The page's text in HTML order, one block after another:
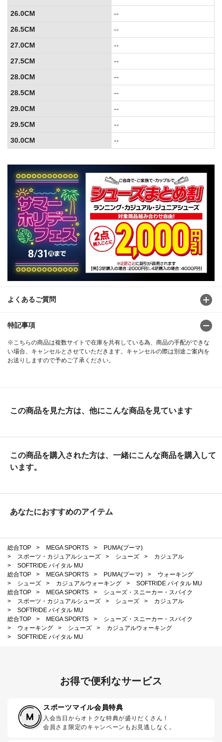
よくあるご質問
特記事項
※こちらの商品は複数サイトで在庫を共有している為、商品の手配ができな
い場合、キャンセルとさせていただきます。キャンセルの際は別途ご案内を
お送りしますので予めご了承ください。
26.0CM
--
26.5CM
--
27.0CM
--
27.5CM
--
28.0CM
--
28.5CM
--
29.0CM
--
29.5CM
--
30.0CM
--
この商品を見た方は、他にこんな商品を見ています
この商品を購入された方は、一緒にこんな商品を購入して
います。
あなたにおすすめのアイテム
総合TOP > MEGA SPORTS >
PUMA(プーマ)
>
スポーツ・カジュアルシューズ > シューズ >
カジュアル
>
SOFTRIDE バイタル MU
総合TOP
> MEGA SPORTS > PUMA(プーマ) >
ウォーキング
>
シューズ > カジュアルウォーキング >
SOFTRIDE バイタル MU
総合TOP
> MEGA SPORTS >
シューズ・スニーカー・スパイク
>
スポーツ・カジュアルシューズ > シューズ >
カジュアル
>
SOFTRIDE バイタル MU
総合TOP
> MEGA SPORTS >
シューズ・スニーカー・スパイク
>
ウォーキング > シューズ >
カジュアルウォーキング
>
SOFTRIDE バイタル MU
お得で便利なサービス
スポーツマイル会員特典
入会当日からオトクな特典が盛りだくさん！
会員さま限定のキャンペーンもお見逃しなく。